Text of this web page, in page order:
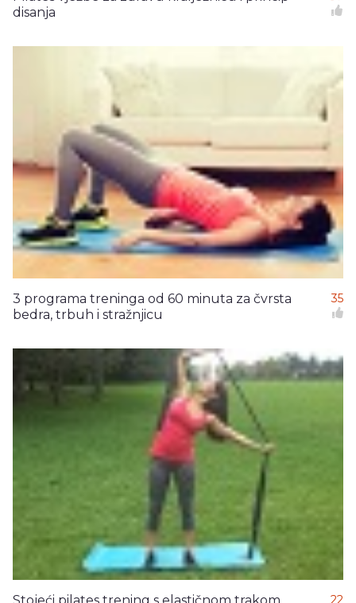
disanja
3 programa treninga od 60 minuta za čvrsta
bedra, trbuh i stražnjicu
35
22